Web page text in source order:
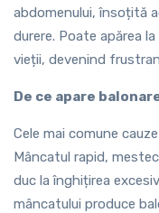
abdomenului, însoțită
durere. Poate apărea
vieții, devenind
De ce apare
Cele mai comune
Mâncatul rapid,
duc la înghițirea
mâncatului produce